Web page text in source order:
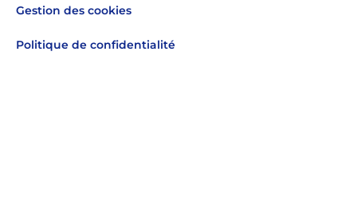
Gestion des cookies
Politique de confidentialité